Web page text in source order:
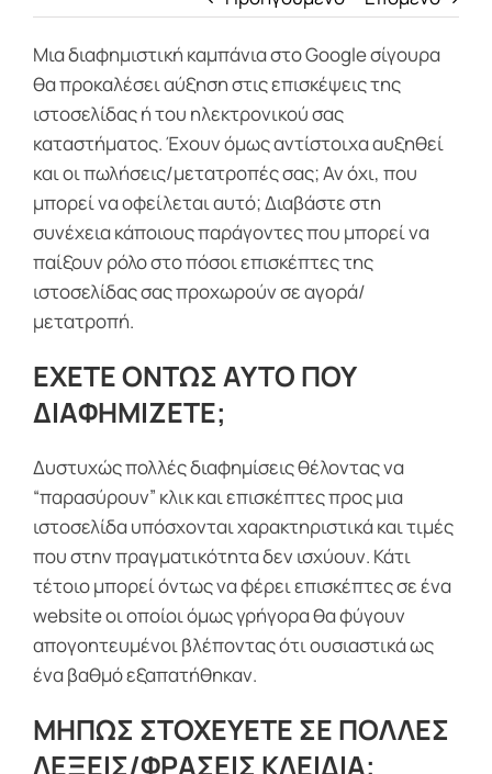
Μια διαφημιστική καμπάνια στο Google σίγουρα
θα προκαλέσει αύξηση στις επισκέψεις της
ιστοσελίδας ή του ηλεκτρονικού σας
καταστήματος. Έχουν όμως αντίστοιχα αυξηθεί
και οι πωλήσεις/μετατροπές σας; Αν όχι, που
μπορεί να οφείλεται αυτό; Διαβάστε στη
συνέχεια κάποιους παράγοντες που μπορεί να
παίξουν ρόλο στο πόσοι επισκέπτες της
ιστοσελίδας σας προχωρούν σε αγορά/
μετατροπή.
ΕΧΕΤΕ ΟΝΤΩΣ ΑΥΤΟ ΠΟΥ
ΔΙΑΦΗΜΙΖΕΤΕ;
Δυστυχώς πολλές διαφημίσεις θέλοντας να
“παρασύρουν” κλικ και επισκέπτες προς μια
ιστοσελίδα υπόσχονται χαρακτηριστικά και τιμές
που στην πραγματικότητα δεν ισχύουν. Κάτι
τέτοιο μπορεί όντως να φέρει επισκέπτες σε ένα
website οι οποίοι όμως γρήγορα θα φύγουν
απογοητευμένοι βλέποντας ότι ουσιαστικά ως
ένα βαθμό εξαπατήθηκαν.
ΜΗΠΩΣ ΣΤΟΧΕΥΕΤΕ ΣΕ ΠΟΛΛΕΣ
ΛΕΞΕΙΣ/ΦΡΑΣΕΙΣ ΚΛΕΙΔΙΑ;